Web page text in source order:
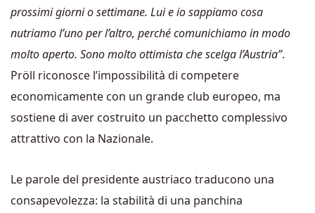
prossimi giorni o settimane. Lui e io sappiamo cosa
nutriamo l’uno per l’altro, perché comunichiamo in modo
molto aperto. Sono molto ottimista che scelga l’Austria”.
Pröll riconosce l’impossibilità di competere
economicamente con un grande club europeo, ma
sostiene di aver costruito un pacchetto complessivo
attrattivo con la Nazionale.
Le parole del presidente austriaco traducono una
consapevolezza: la stabilità di una panchina